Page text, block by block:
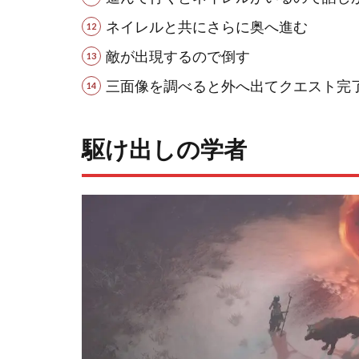
ネイレルと共にさらに奥へ進む
敵が出現するので倒す
三面像を調べると外へ出てクエスト完
駆け出しの学者